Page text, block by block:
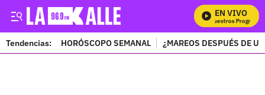
EN VIVO
Mira Todos Nuestros Programas
Tendencias: HORÓSCOPO SEMANAL ¿MAREOS DESPUÉS DE